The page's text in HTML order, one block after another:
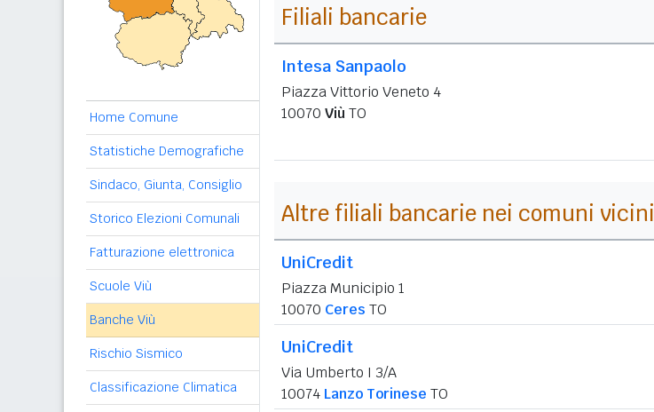
Home Comune
Statistiche Demografiche
Sindaco, Giunta, Consiglio
Storico Elezioni Comunali
Fatturazione elettronica
Scuole Viù
Banche Viù
Rischio Sismico
Classificazione Climatica
Filiali bancarie
Intesa Sanpaolo
Piazza Vittorio Veneto 4
10070 ViùTO
Altre filiali bancarie nei comuni vicini
UniCredit
Piazza Municipio 1
10070 Ceres TO
UniCredit
Via Umberto I 3/A
10074 Lanzo Torinese TO